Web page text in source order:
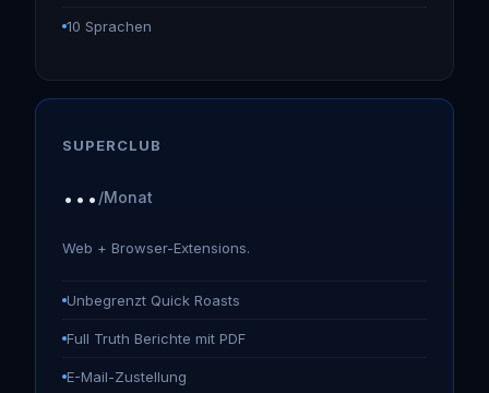
10 Sprachen
SUPERCLUB
... /Monat
Web + Browser-Extensions.
Unbegrenzt Quick Roasts
Full Truth Berichte mit PDF
E-Mail-Zustellung